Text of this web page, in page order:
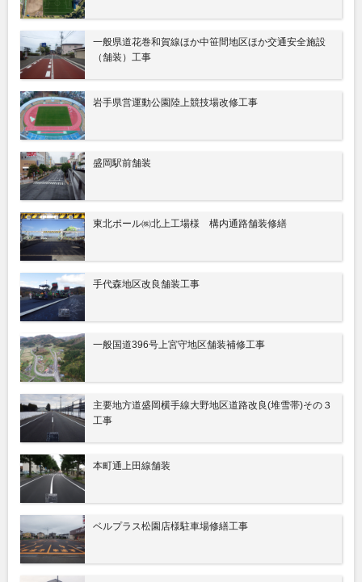
一般県道花巻和賀線ほか中笹間地区ほか交通安全施設
（舗装）工事
岩手県営運動公園陸上競技場改修工事
盛岡駅前舗装
東北ポール㈱北上工場様 構内通路舗装修繕
手代森地区改良舗装工事
一般国道396号上宮守地区舗装補修工事
主要地方道盛岡横手線大野地区道路改良(堆雪帯)その３
工事
本町通上田線舗装
ベルプラス松園店様駐車場修繕工事